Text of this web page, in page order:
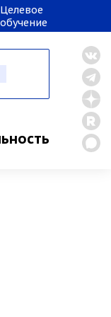
Целевое
обучение